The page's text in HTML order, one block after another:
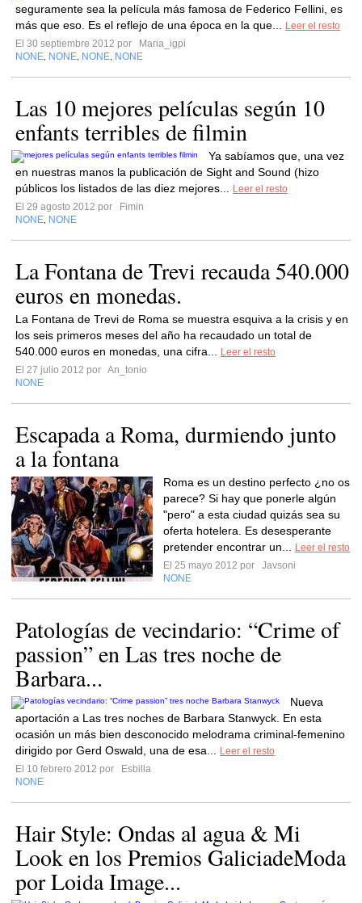
seguramente sea la película más famosa de Federico Fellini, es
más que eso. Es el reflejo de una época en la que...
Leer el resto
El 30 septiembre 2012 por
Maria_igpi
NONE NONE NONE NONE
Las 10 mejores películas según 10
enfants terribles de filmin
Ya sabíamos que, una vez
en nuestras manos la publicación de Sight and Sound (hizo
públicos los listados de las diez mejores...
Leer el resto
El 29 agosto 2012 por
Fimin
NONE NONE
La Fontana de Trevi recauda 540.000
euros en monedas.
La Fontana de Trevi de Roma se muestra esquiva a la crisis y en
los seis primeros meses del año ha recaudado un total de
540.000 euros en monedas, una cifra...
Leer el resto
El 27 julio 2012 por An_tonio
NONE
Escapada a Roma, durmiendo junto
a la fontana
Roma es un destino perfecto ¿no os
parece? Si hay que ponerle algún
"pero" a esta ciudad quizás sea su
oferta hotelera. Es desesperante
pretender encontrar un...
Leer el resto
El 25 mayo 2012 por
Javsoni
NONE
Patologías de vecindario: “Crime of
passion” en Las tres noche de
Barbara...
Nueva
aportación a Las tres noches de Barbara Stanwyck. En esta
ocasión un más bien desconocido melodrama criminal-femenino
dirigido por Gerd Oswald, una de esa...
Leer el resto
El 10 febrero 2012 por
Esbilla
NONE
Hair Style: Ondas al agua & Mi
Look en los Premios GaliciadeModa
por Loida Image...